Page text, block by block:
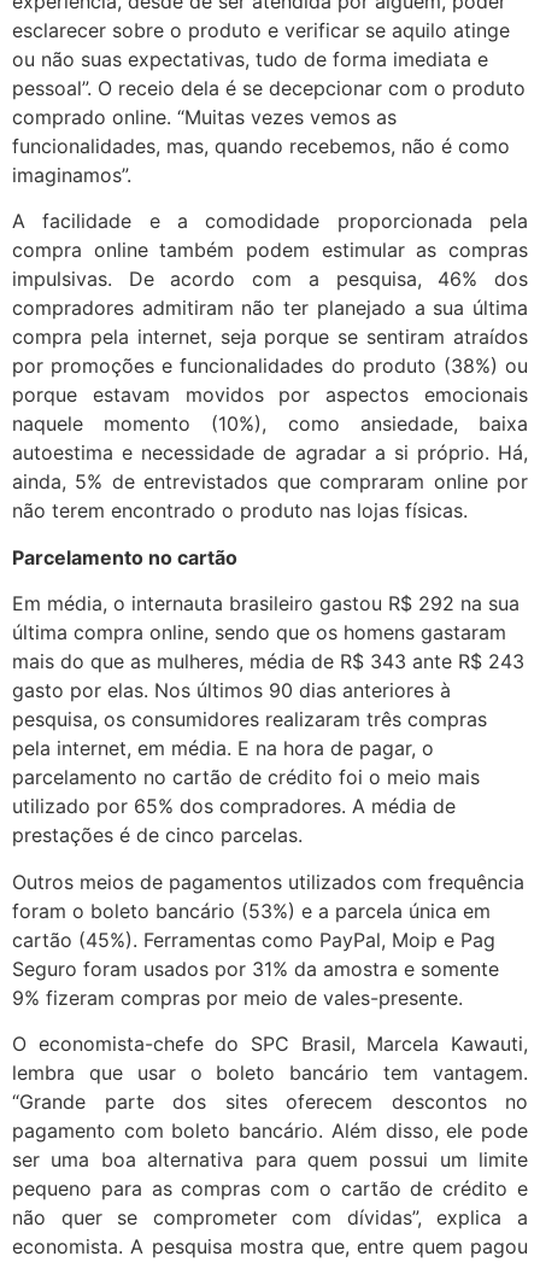
esclarecer sobre o produto e verificar se aquilo atinge
ou não suas expectativas, tudo de forma imediata e
pessoal”. O receio dela é se decepcionar com o produto
comprado online. “Muitas vezes vemos as
funcionalidades, mas, quando recebemos, não é como
imaginamos”.
A facilidade e a comodidade proporcionada pela
compra online também podem estimular as compras
impulsivas. De acordo com a pesquisa, 46% dos
compradores admitiram não ter planejado a sua última
compra pela internet, seja porque se sentiram atraídos
por promoções e funcionalidades do produto (38%) ou
porque estavam movidos por aspectos emocionais
naquele momento (10%), como ansiedade, baixa
autoestima e necessidade de agradar a si próprio. Há,
ainda, 5% de entrevistados que compraram online por
não terem encontrado o produto nas lojas físicas.
Parcelamento no cartão
Em média, o internauta brasileiro gastou R$ 292 na sua
última compra online, sendo que os homens gastaram
mais do que as mulheres, média de R$ 343 ante R$ 243
gasto por elas. Nos últimos 90 dias anteriores à
pesquisa, os consumidores realizaram três compras
pela internet, em média. E na hora de pagar, o
parcelamento no cartão de crédito foi o meio mais
utilizado por 65% dos compradores. A média de
prestações é de cinco parcelas.
Outros meios de pagamentos utilizados com frequência
foram o boleto bancário (53%) e a parcela única em
cartão (45%). Ferramentas como PayPal, Moip e Pag
Seguro foram usados por 31% da amostra e somente
9% fizeram compras por meio de vales-presente.
O economista-chefe do SPC Brasil, Marcela Kawauti,
lembra que usar o boleto bancário tem vantagem.
“Grande parte dos sites oferecem descontos no
pagamento com boleto bancário. Além disso, ele pode
ser uma boa alternativa para quem possui um limite
pequeno para as compras com o cartão de crédito e
não quer se comprometer com dívidas”, explica a
economista. A pesquisa mostra que, entre quem pagou